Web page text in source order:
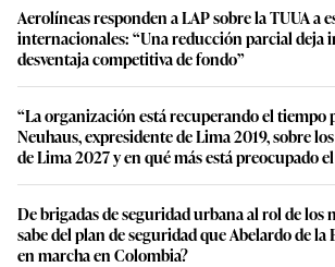
Aerolíneas responden a LAP sobre la TUUA a
internacionales: “Una reducción parcial deja
desventaja competitiva de fondo”
“La organización está recuperando el tiempo
Neuhaus, expresidente de Lima 2019, sobre
de Lima 2027 y en qué más está preocupado
De brigadas de seguridad urbana al rol de los
sabe del plan de seguridad que Abelardo de
en marcha en Colombia?